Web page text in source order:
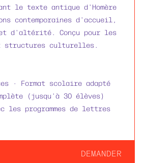
le texte antique d'Homère
contemporaines d'accueil,
d'altérité. Conçu pour les
structures culturelles.
· Format scolaire adapté
(jusqu'à 30 élèves)
les programmes de lettres
DEMANDER